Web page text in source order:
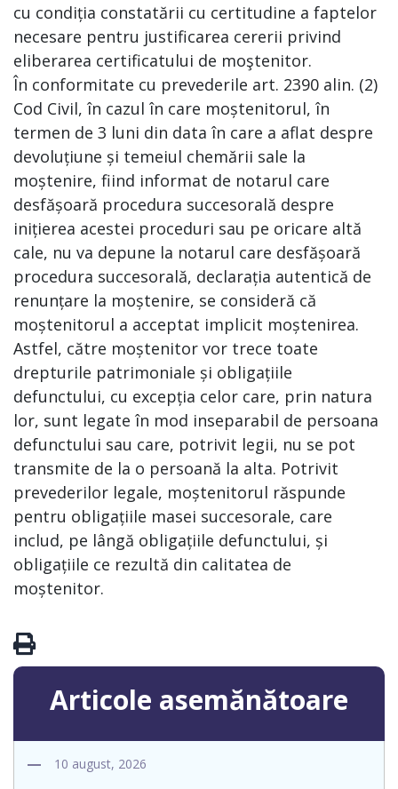
cu condiția constatării cu certitudine a faptelor
necesare pentru justificarea cererii privind
eliberarea certificatului de moştenitor.
În conformitate cu prevederile art. 2390 alin. (2)
Cod Civil, în cazul în care moștenitorul, în
termen de 3 luni din data în care a aflat despre
devoluțiune și temeiul chemării sale la
moștenire, fiind informat de notarul care
desfășoară procedura succesorală despre
inițierea acestei proceduri sau pe oricare altă
cale, nu va depune la notarul care desfășoară
procedura succesorală, declarația autentică de
renunțare la moștenire, se consideră că
moștenitorul a acceptat implicit moștenirea.
Astfel, către moștenitor vor trece toate
drepturile patrimoniale și obligațiile
defunctului, cu excepția celor care, prin natura
lor, sunt legate în mod inseparabil de persoana
defunctului sau care, potrivit legii, nu se pot
transmite de la o persoană la alta. Potrivit
prevederilor legale, moștenitorul răspunde
pentru obligațiile masei succesorale, care
includ, pe lângă obligațiile defunctului, și
obligațiile ce rezultă din calitatea de
moștenitor.
Articole asemănătoare
10 august, 2026